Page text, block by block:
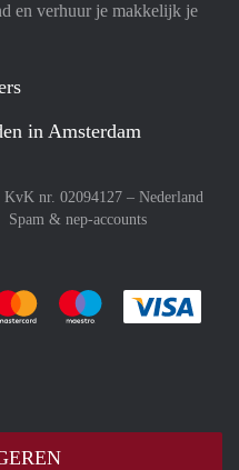
en verhuur je makkelijk je
in Amsterdam
KvK nr. 02094127 – Nederland
Spam & nep-accounts
gemakkelijk af met Paypal
Je rekent gemakkelijk af met
Je rekent